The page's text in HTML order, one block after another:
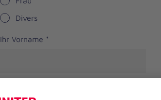
Divers
Ihr Vorname *